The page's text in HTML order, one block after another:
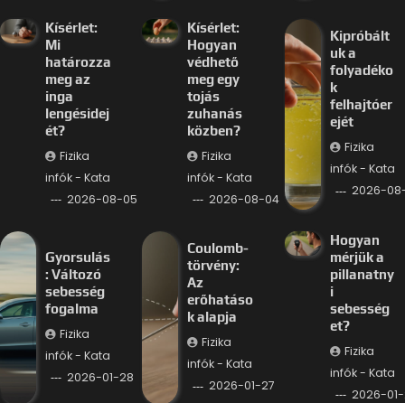
Kísérlet:
Mi
határozza
meg az
inga
lengésidej
ét?
Fizika
infók - Kata
2026-08-05
Kísérlet:
Hogyan
védhető
meg egy
tojás
zuhanás
közben?
Fizika
infók - Kata
2026-08-04
Kipróbált
uk a
folyadéko
k
felhajtóer
ejét
Fizika
infók - Kata
2026-
Gyorsulás
: Változó
sebesség
fogalma
Fizika
infók - Kata
2026-01-28
Coulomb-
törvény:
Az
erőhatáso
k alapja
Fizika
infók - Kata
2026-01-27
Hogyan
mérjük a
pillanatny
i
sebesség
et?
Fizika
infók - Kata
2026-